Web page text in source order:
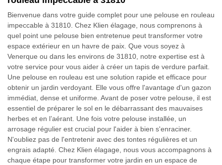
Bienvenue dans votre guide complet pour une pelouse en rouleau
impeccable à 31810. Chez Klien élagage, nous comprenons à
quel point une pelouse bien entretenue peut transformer votre
espace extérieur en un havre de paix. Que vous soyez à
Venerque ou dans les environs de 31810, notre expertise est à
votre service pour vous aider à créer un tapis de verdure parfait.
Une pelouse en rouleau est une solution rapide et efficace pour
obtenir un jardin verdoyant. Elle vous offre l'avantage d'un gazon
immédiat, dense et uniforme. Avant de poser votre pelouse, il est
essentiel de préparer le sol en le débarrassant des mauvaises
herbes et en l’aérant. Une fois votre pelouse installée, un
arrosage régulier est crucial pour l'aider à bien s'enraciner.
N'oubliez pas de l'entretenir avec des tontes régulières et un
engrais adapté. Chez Klien élagage, nous vous accompagnons à
chaque étape pour transformer votre jardin en un espace de